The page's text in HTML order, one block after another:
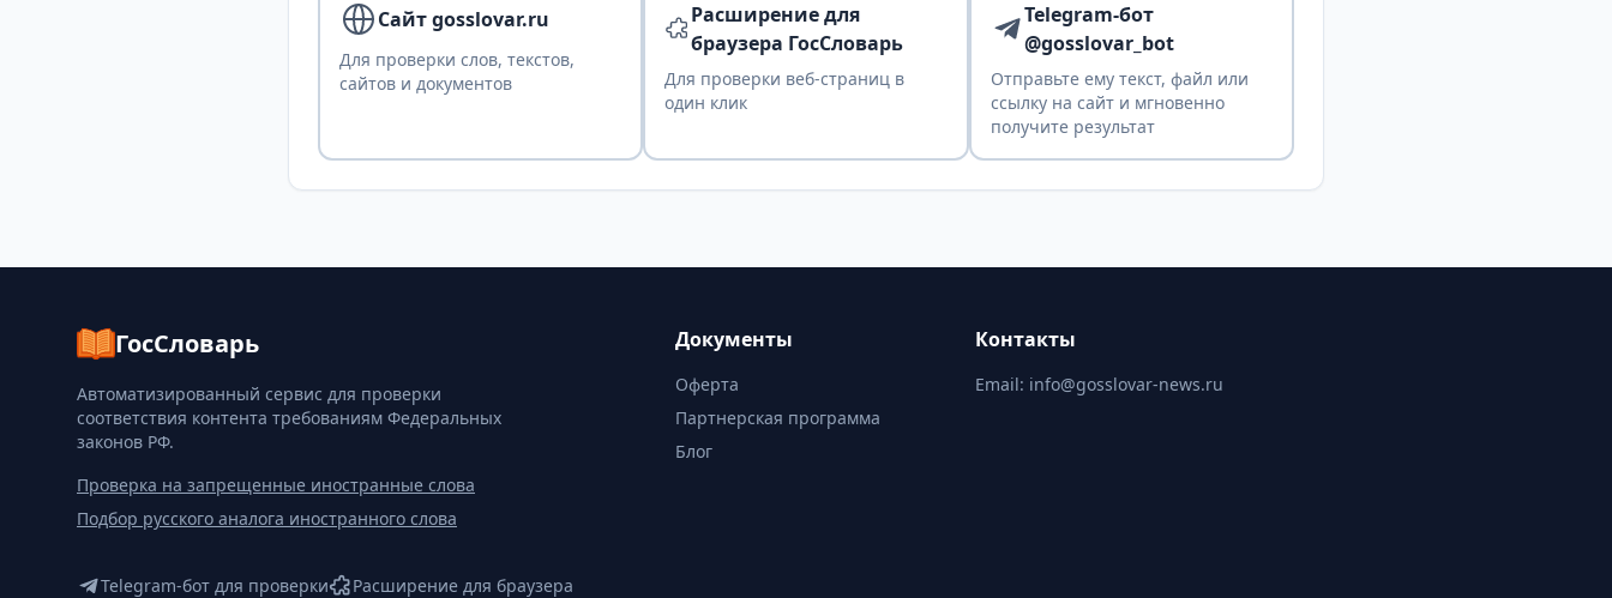
Сайт gosslovar.ru
Для проверки слов, текстов,
сайтов и документов
Расширение для
браузера ГосСловарь
Для проверки веб-страниц в
один клик
Telegram-бот
@gosslovar_bot
Отправьте ему текст, файл или
ссылку на сайт и мгновенно
получите результат
ГосСловарь
Автоматизированный сервис для проверки
соответствия контента требованиям Федеральных
законов РФ.
Проверка на запрещенные иностранные слова
Подбор русского аналога иностранного слова
Telegram-бот для проверки Расширение для браузера
Документы
Оферта
Партнерская программа
Блог
Контакты
Email: info@gosslovar-news.ru